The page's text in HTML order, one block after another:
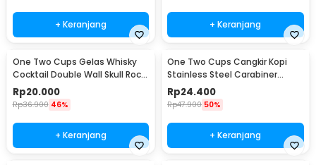
+ Keranjang + Keranjang
One Two Cups Gelas Whisky
Cocktail Double Wall Skull Rock
Glass 150ml - SG-02
Rp20.000
Rp36.900 46%
+ Keranjang
One Two Cups Cangkir Kopi
Stainless Steel Carabiner
Camping Cup 220ml - C125
Rp24.400
Rp47.900 50%
+ Keranjang